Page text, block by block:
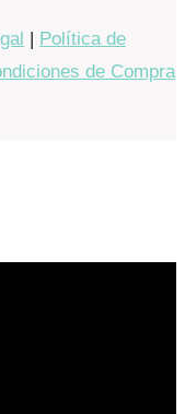
| Política de
de Compra